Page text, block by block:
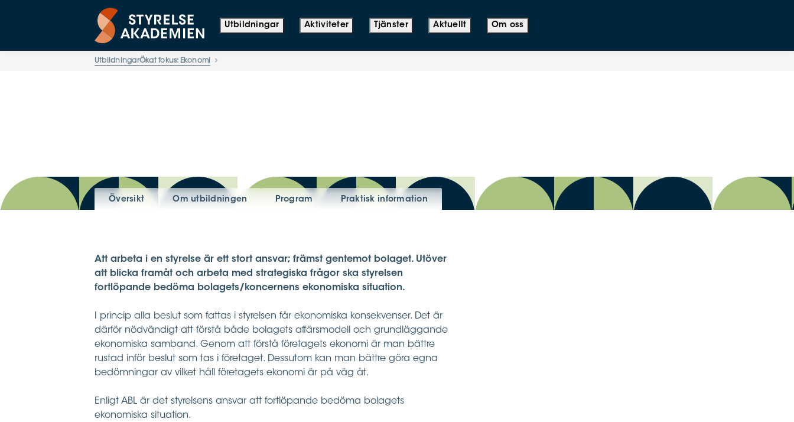
Utbildningar Aktiviteter Tjänster Aktuellt Om oss
UtbildningarÖkat fokus: Ekonomi
Översikt Om utbildningen Program Praktisk information
Att arbeta i en styrelse är ett stort ansvar; främst gentemot bolaget. Utöver
att blicka framåt och arbeta med strategiska frågor ska styrelsen
fortlöpande bedöma bolagets/koncernens ekonomiska situation.
I princip alla beslut som fattas i styrelsen får ekonomiska konsekvenser. Det är
därför nödvändigt att förstå både bolagets affärsmodell och grundläggande
ekonomiska samband. Genom att förstå företagets ekonomi är man bättre
rustad inför beslut som tas i företaget. Dessutom kan man bättre göra egna
bedömningar av vilket håll företagets ekonomi är på väg åt.
Enligt ABL är det styrelsens ansvar att fortlöpande bedöma bolagets
ekonomiska situation.